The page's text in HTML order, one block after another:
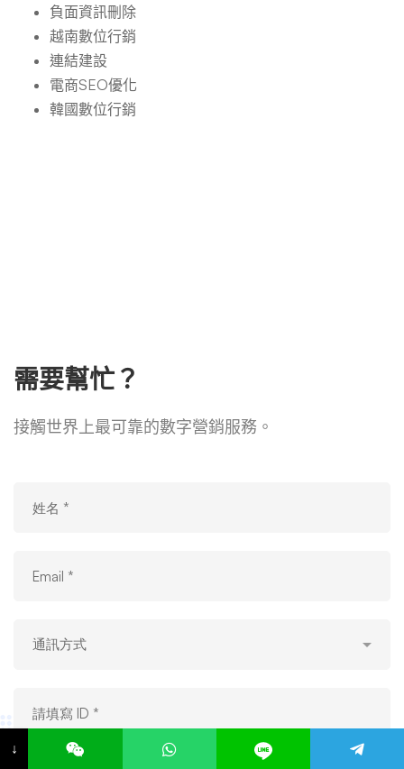
負面資訊刪除
越南數位行銷
連結建設
電商SEO優化
韓國數位行銷
需要幫忙？
接觸世界上最可靠的數字營銷服務。
↓